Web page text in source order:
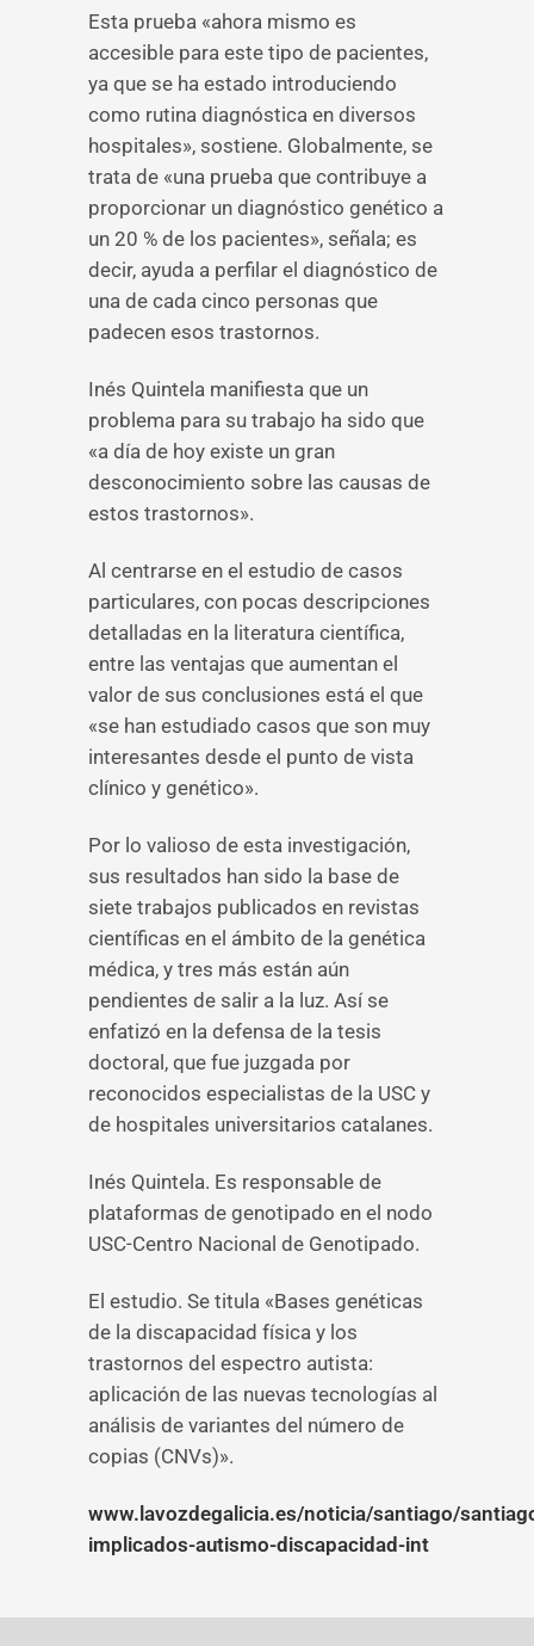
Esta prueba «ahora mismo es
accesible para este tipo de pacientes,
ya que se ha estado introduciendo
como rutina diagnóstica en diversos
hospitales», sostiene. Globalmente, se
trata de «una prueba que contribuye a
proporcionar un diagnóstico genético a
un 20 % de los pacientes», señala; es
decir, ayuda a perfilar el diagnóstico de
una de cada cinco personas que
padecen esos trastornos.
Inés Quintela manifiesta que un
problema para su trabajo ha sido que
«a día de hoy existe un gran
desconocimiento sobre las causas de
estos trastornos».
Al centrarse en el estudio de casos
particulares, con pocas descripciones
detalladas en la literatura científica,
entre las ventajas que aumentan el
valor de sus conclusiones está el que
«se han estudiado casos que son muy
interesantes desde el punto de vista
clínico y genético».
Por lo valioso de esta investigación,
sus resultados han sido la base de
siete trabajos publicados en revistas
científicas en el ámbito de la genética
médica, y tres más están aún
pendientes de salir a la luz. Así se
enfatizó en la defensa de la tesis
doctoral, que fue juzgada por
reconocidos especialistas de la USC y
de hospitales universitarios catalanes.
Inés Quintela. Es responsable de
plataformas de genotipado en el nodo
USC-Centro Nacional de Genotipado.
El estudio. Se titula «Bases genéticas
de la discapacidad física y los
trastornos del espectro autista:
aplicación de las nuevas tecnologías al
análisis de variantes del número de
copias (CNVs)».
www.lavozdegalicia.es/noticia/santiago/
implicados-autismo-discapacidad-int